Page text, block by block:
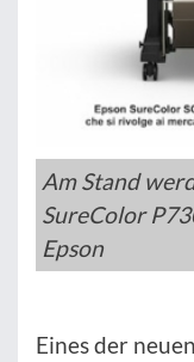
Am Stand
SureColor
Epson
Eines der